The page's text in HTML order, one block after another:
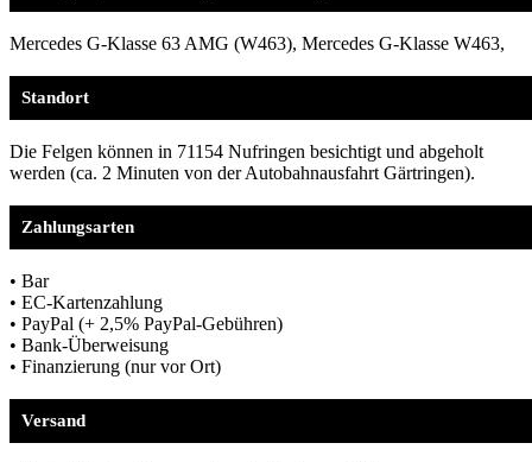
Mercedes G-Klasse 63 AMG (W463), Mercedes G-Klasse W463,
Standort
Die Felgen können in 71154 Nufringen besichtigt und abgeholt
werden (ca. 2 Minuten von der Autobahnausfahrt Gärtringen).
Zahlungsarten
• Bar
• EC-Kartenzahlung
• PayPal (+ 2,5% PayPal-Gebühren)
• Bank-Überweisung
• Finanzierung (nur vor Ort)
Versand